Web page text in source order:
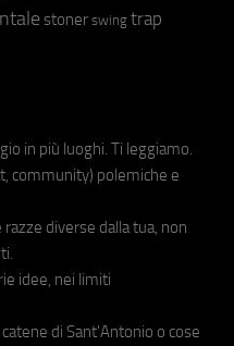
stoner swing trap
in più luoghi. Ti leggiamo.
community) polemiche e
diverse dalla tua, non
idee, nei limiti
di Sant'Antonio o cose